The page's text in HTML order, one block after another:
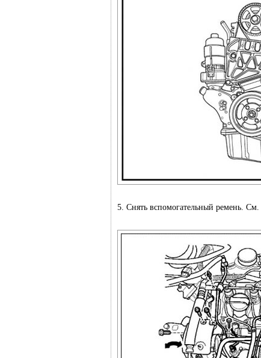
5. Снять вспомогательный ремень. См.